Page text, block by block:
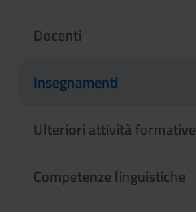
Docenti
Insegnamenti
Ulteriori attività formative
Competenze linguistiche